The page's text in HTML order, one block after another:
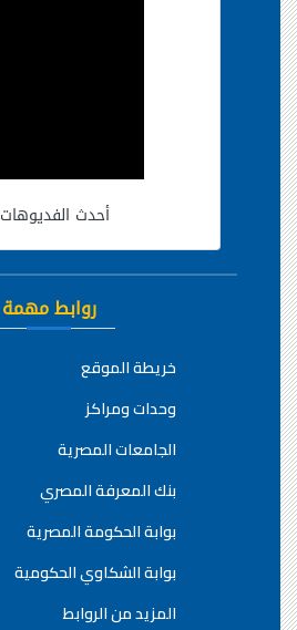
أحدث الفديوهات
روابط مهمة
خريطة الموقع
وحدات ومراكز
الجامعات المصرية
بنك المعرفة المصري
بوابة الحكومة المصرية
بوابة الشكاوي الحكومية
المزيد من الروابط